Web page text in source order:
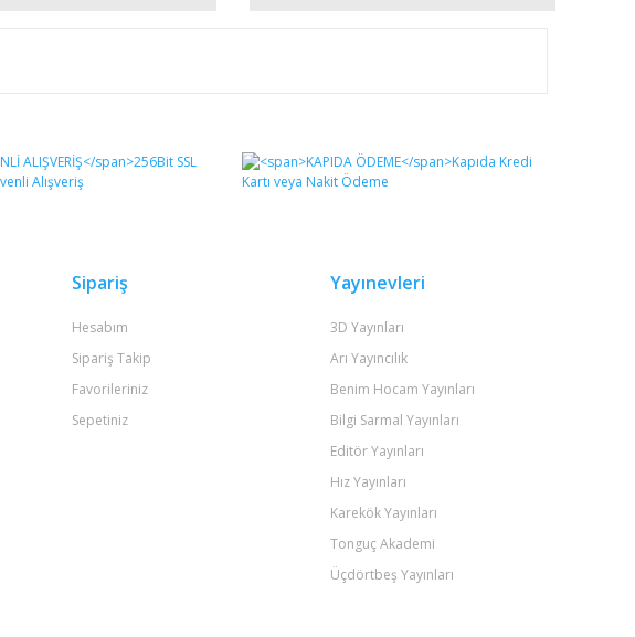
Sipariş
Hesabım
Sipariş Takip
Favorileriniz
Sepetiniz
Yayınevleri
3D Yayınları
Arı Yayıncılık
Benim Hocam Yayınları
Bilgi Sarmal Yayınları
Editör Yayınları
Hız Yayınları
Karekök Yayınları
Tonguç Akademi
Üçdörtbeş Yayınları